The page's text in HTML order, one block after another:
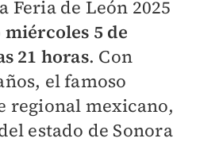
Feria de León 2025
miércoles 5 de
21 horas. Con
el famoso
regional mexicano,
estado de Sonora